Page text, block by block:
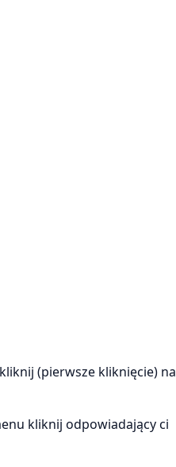
(pierwsze kliknięcie) na
kliknij odpowiadający ci